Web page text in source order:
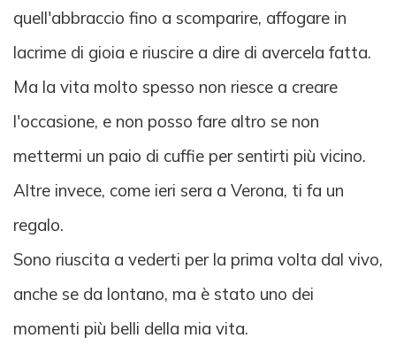
quell'abbraccio fino a scomparire, affogare in
lacrime di gioia e riuscire a dire di avercela fatta.
Ma la vita molto spesso non riesce a creare
l'occasione, e non posso fare altro se non
mettermi un paio di cuffie per sentirti più vicino.
Altre invece, come ieri sera a Verona, ti fa un
regalo.
Sono riuscita a vederti per la prima volta dal vivo,
anche se da lontano, ma è stato uno dei
momenti più belli della mia vita.